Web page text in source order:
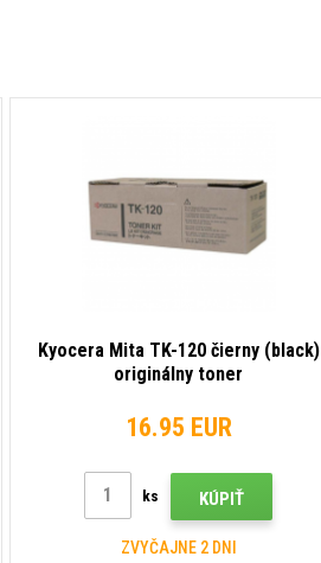
Kyocera Mita TK-120 čierny (black)
originálny toner
16.95 EUR
ks KÚPIŤ
ZVYČAJNE 2 DNI